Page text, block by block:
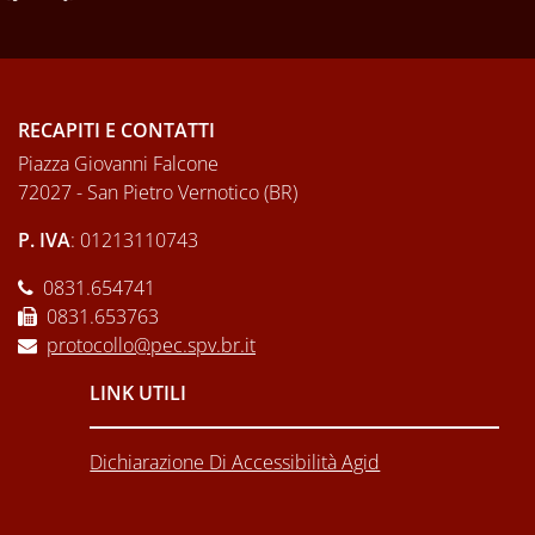
RECAPITI E CONTATTI
Piazza Giovanni Falcone
72027 - San Pietro Vernotico (BR)
P. IVA: 01213110743
0831.654741
0831.653763
protocollo@pec.spv.br.it
LINK UTILI
Dichiarazione Di Accessibilità Agid